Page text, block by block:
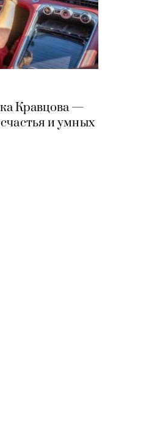
Кравцова —
и умных